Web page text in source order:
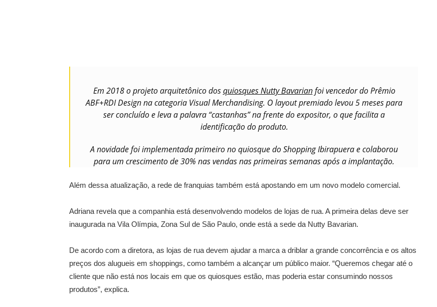
Em 2018 o projeto arquitetônico dosquiosques Nutty Bavarianfoi vencedor do Prêmio
ABF+RDI Design na categoria Visual Merchandising. O layout premiado levou 5 meses para
ser concluído e leva a palavra “castanhas” na frente do expositor, o que facilita a
identificação do produto.
A novidade foi implementada primeiro no quiosque do Shopping Ibirapuera e colaborou
para um crescimento de 30% nas vendas nas primeiras semanas após a implantação.
Além dessa atualização, a rede de franquias também está apostando em um novo modelo comercial.
Adriana revela que a companhia está desenvolvendo modelos de lojas de rua. A primeira delas deve ser
inaugurada na Vila Olímpia, Zona Sul de São Paulo, onde está a sede da Nutty Bavarian.
De acordo com a diretora, as lojas de rua devem ajudar a marca a driblar a grande concorrência e os altos
preços dos alugueis em shoppings, como também a alcançar um público maior. “Queremos chegar até o
cliente que não está nos locais em que os quiosques estão, mas poderia estar consumindo nossos
produtos”, explica.